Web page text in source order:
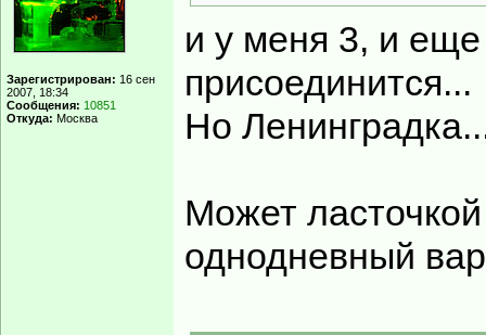
Зарегистрирован: 16 сен
2007, 18:34
Сообщения: 10851
Откуда: Москва
и у меня 3, и
присоединится...
Но
Может
однодневный